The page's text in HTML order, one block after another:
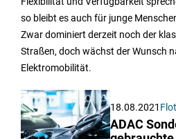
so bleibt es auch für junge
Zwar dominiert derzeit noch der
Straßen, doch wächst der Wunsch
Elektromobilität.
18.08.2021
ADAC